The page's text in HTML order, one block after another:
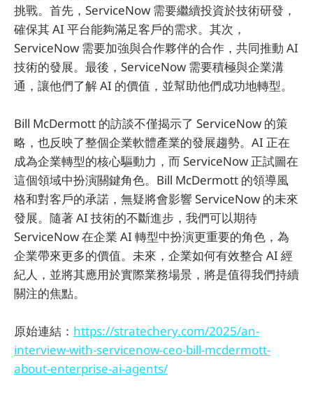
挑戰。首先，ServiceNow 需要繼續投資於技術研發，
確保其 AI 平台能夠滿足客戶的需求。其次，
ServiceNow 需要加強與合作夥伴的合作，共同推動 AI
技術的發展。最後，ServiceNow 需要積極與企業溝
通，讓他們了解 AI 的價值，並幫助他們成功地轉型。
Bill McDermott 的訪談不僅揭示了 ServiceNow 的策
略，也反映了整個企業軟體產業的發展趨勢。AI 正在
成為企業轉型的核心驅動力，而 ServiceNow 正試圖在
這個領域中扮演關鍵角色。Bill McDermott 的領導風
格和對客戶的承諾，無疑將會影響 ServiceNow 的未來
發展。隨著 AI 技術的不斷進步，我們可以期待
ServiceNow 在企業 AI 轉型中扮演更重要的角色，為
企業帶來更多的價值。未來，企業如何有效整合 AI 經
紀人，並將其應用於實際業務場景，將是值得我們持續
關注的焦點。
原始連結： https://stratechery.com/2025/an-
interview-with-servicenow-ceo-bill-mcdermott-
about-enterprise-ai-agents/